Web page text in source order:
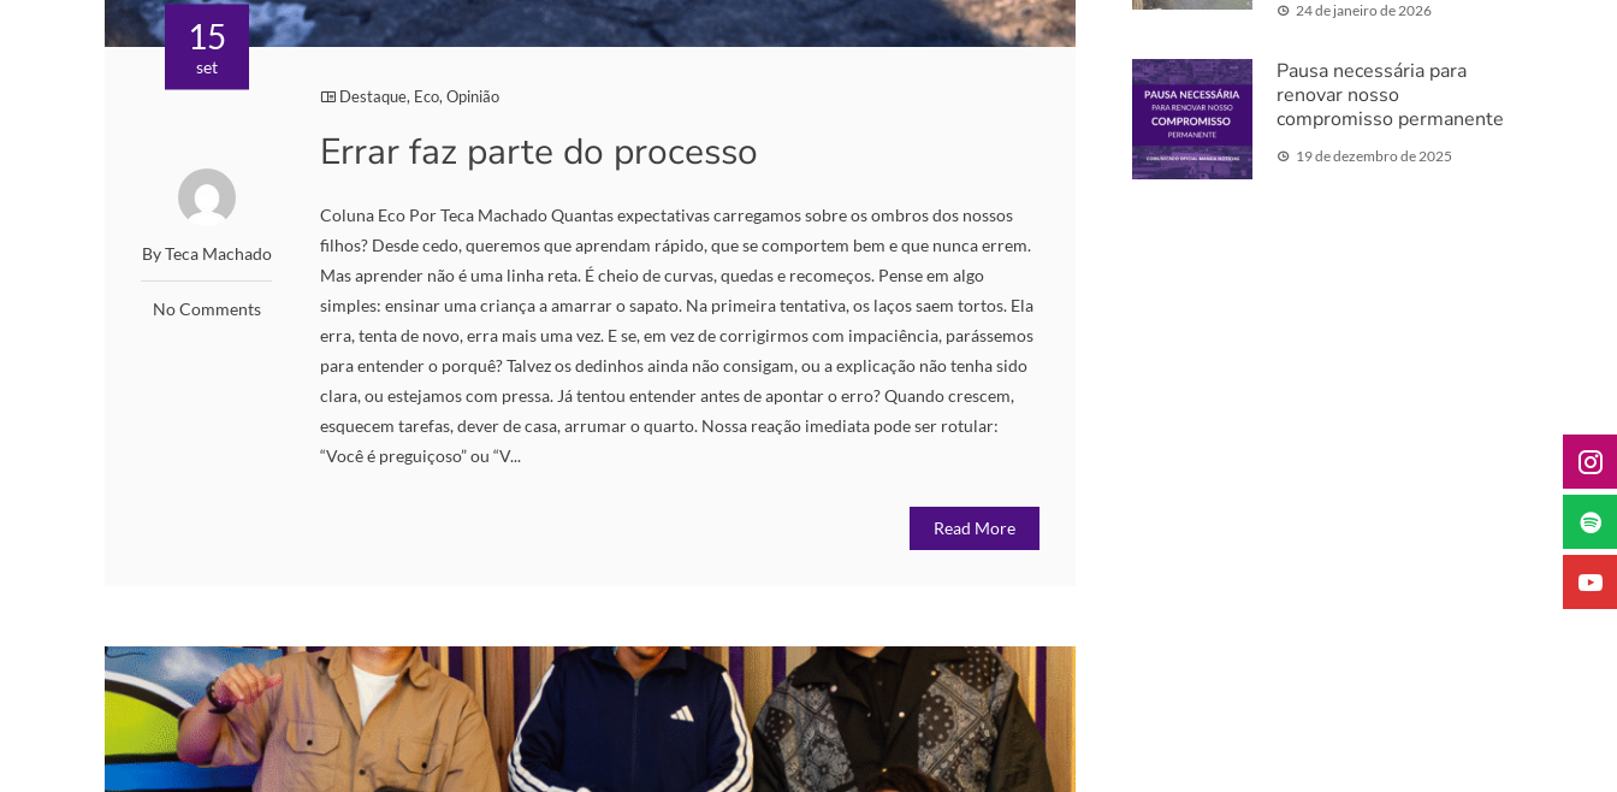
15
set
By Teca Machado
No Comments
Destaque, Eco,Opinião
Errar faz parte do processo
Coluna Eco Por Teca Machado Quantas expectativas carregamos sobre os ombros dos nossos
filhos? Desde cedo, queremos que aprendam rápido, que se comportem bem e que nunca errem.
Mas aprender não é uma linha reta. É cheio de curvas, quedas e recomeços. Pense em algo
simples: ensinar uma criança a amarrar o sapato. Na primeira tentativa, os laços saem tortos. Ela
erra, tenta de novo, erra mais uma vez. E se, em vez de corrigirmos com impaciência, parássemos
para entender o porquê? Talvez os dedinhos ainda não consigam, ou a explicação não tenha sido
clara, ou estejamos com pressa. Já tentou entender antes de apontar o erro? Quando crescem,
esquecem tarefas, dever de casa, arrumar o quarto. Nossa reação imediata pode ser rotular:
“Você é preguiçoso” ou “V...
Read More
24 de janeiro de 2026
Pausa necessária para
renovar nosso
compromisso permanente
19 de dezembro de 2025